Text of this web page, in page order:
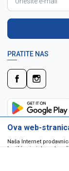
PRATITE NAS
Ova web-
Naša Internet
korišćenje interneta
da pokrenu program ili
jedinstveno dodeljeni